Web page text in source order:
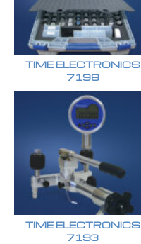
TIME ELECTRONICS
7198
TIME ELECTRONICS
7193